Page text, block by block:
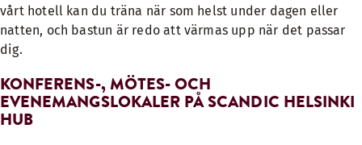
vårt hotell kan du träna när som helst under dagen eller
natten, och bastun är redo att värmas upp när det passar
dig.
KONFERENS-, MÖTES- OCH
EVENEMANGSLOKALER PÅ SCANDIC HELSINKI
HUB